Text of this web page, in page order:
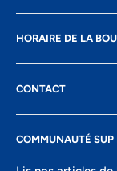
Contact
Livraison
Retours
Conditions
Confidentialité
Recherche
Portail
HORAIRE DE LA
Mercredi: 10h-17h
CONTACT
COMMUNAUTÉ SUP